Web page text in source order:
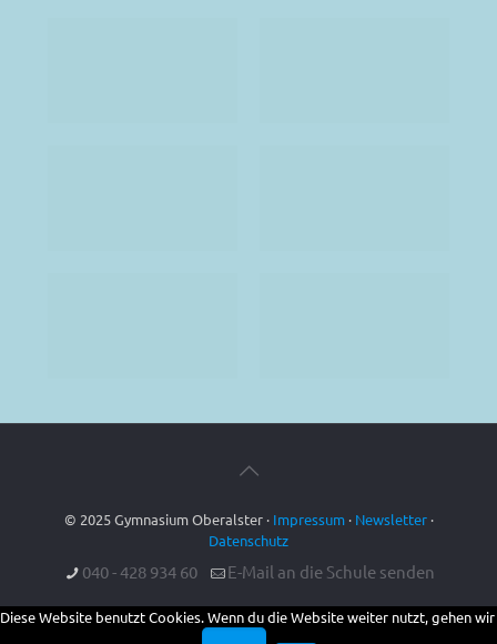
© 2025 Gymnasium Oberalster · Impressum· Newsletter·
Datenschutz
040 - 428 934 60 E-Mail an die Schule senden
Diese Website benutzt Cookies. Wenn du die Website weiter nutzt, gehen wir